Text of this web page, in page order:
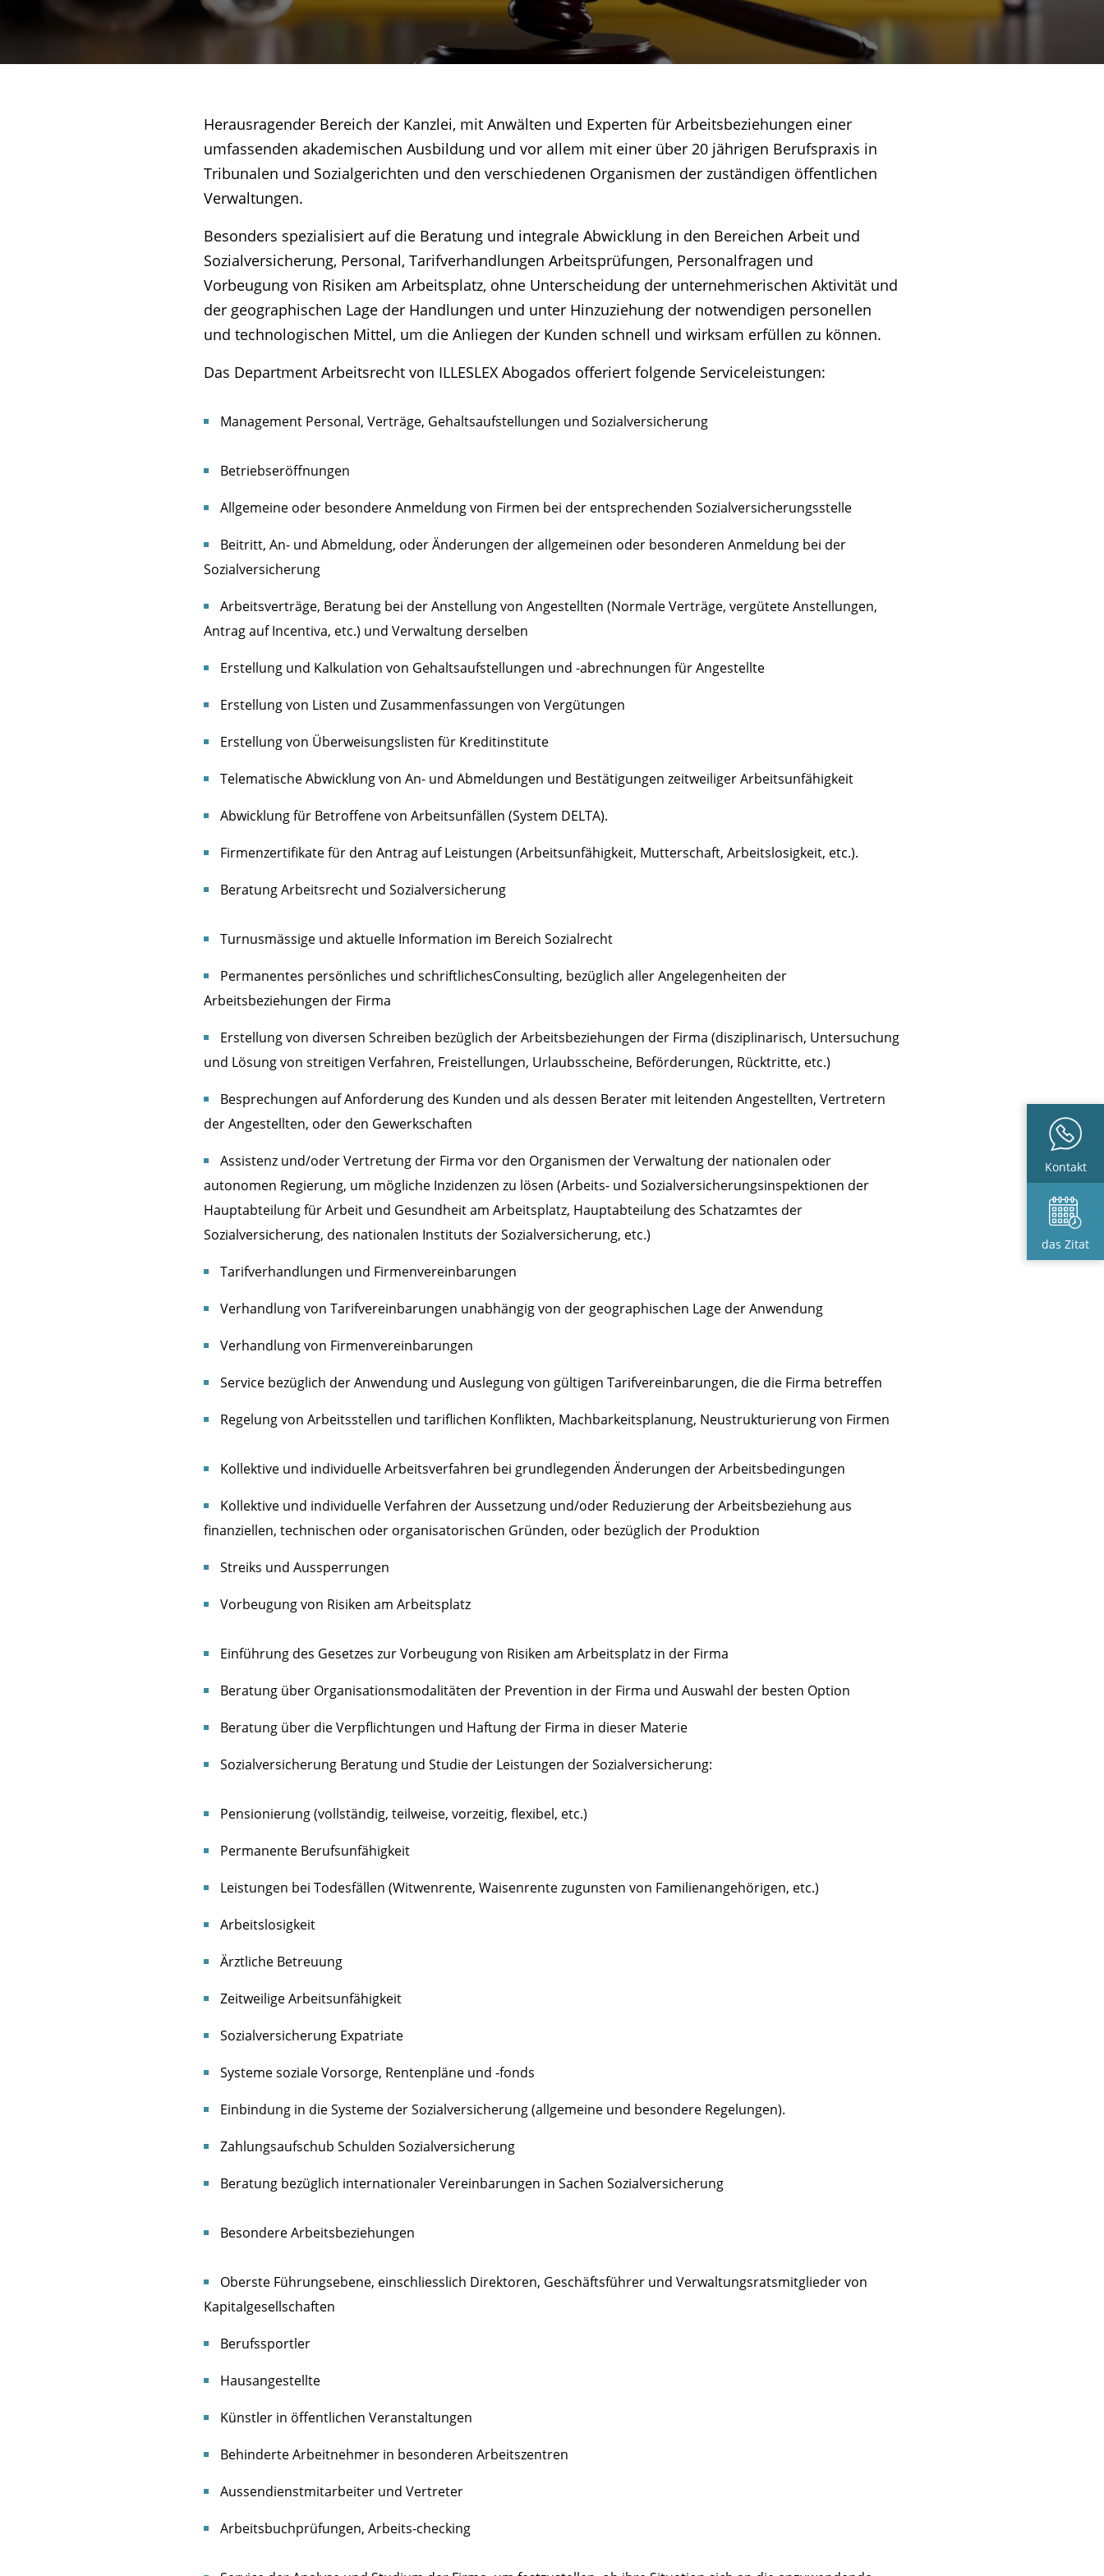
Kontakt
das Zitat
Herausragender Bereich der Kanzlei, mit Anwälten und Experten für Arbeitsbeziehungen einer
umfassenden akademischen Ausbildung und vor allem mit einer über 20 jährigen Berufspraxis in
Tribunalen und Sozialgerichten und den verschiedenen Organismen der zuständigen öffentlichen
Verwaltungen.
Besonders spezialisiert auf die Beratung und integrale Abwicklung in den Bereichen Arbeit und
Sozialversicherung, Personal, Tarifverhandlungen Arbeitsprüfungen, Personalfragen und
Vorbeugung von Risiken am Arbeitsplatz, ohne Unterscheidung der unternehmerischen Aktivität und
der geographischen Lage der Handlungen und unter Hinzuziehung der notwendigen personellen
und technologischen Mittel, um die Anliegen der Kunden schnell und wirksam erfüllen zu können.
Das Department Arbeitsrecht von ILLESLEX Abogados offeriert folgende Serviceleistungen:
Management Personal, Verträge, Gehaltsaufstellungen und Sozialversicherung
Betriebseröffnungen
Allgemeine oder besondere Anmeldung von Firmen bei der entsprechenden Sozialversicherungsstelle
Beitritt, An- und Abmeldung, oder Änderungen der allgemeinen oder besonderen Anmeldung bei der
Sozialversicherung
Arbeitsverträge, Beratung bei der Anstellung von Angestellten (Normale Verträge, vergütete Anstellungen,
Antrag auf Incentiva, etc.) und Verwaltung derselben
Erstellung und Kalkulation von Gehaltsaufstellungen und -abrechnungen für Angestellte
Erstellung von Listen und Zusammenfassungen von Vergütungen
Erstellung von Überweisungslisten für Kreditinstitute
Telematische Abwicklung von An- und Abmeldungen und Bestätigungen zeitweiliger Arbeitsunfähigkeit
Abwicklung für Betroffene von Arbeitsunfällen (System DELTA).
Firmenzertifikate für den Antrag auf Leistungen (Arbeitsunfähigkeit, Mutterschaft, Arbeitslosigkeit, etc.).
Beratung Arbeitsrecht und Sozialversicherung
Turnusmässige und aktuelle Information im Bereich Sozialrecht
Permanentes persönliches und schriftlichesConsulting, bezüglich aller Angelegenheiten der
Arbeitsbeziehungen der Firma
Erstellung von diversen Schreiben bezüglich der Arbeitsbeziehungen der Firma (disziplinarisch, Untersuchung
und Lösung von streitigen Verfahren, Freistellungen, Urlaubsscheine, Beförderungen, Rücktritte, etc.)
Besprechungen auf Anforderung des Kunden und als dessen Berater mit leitenden Angestellten, Vertretern
der Angestellten, oder den Gewerkschaften
Assistenz und/oder Vertretung der Firma vor den Organismen der Verwaltung der nationalen oder
autonomen Regierung, um mögliche Inzidenzen zu lösen (Arbeits- und Sozialversicherungsinspektionen der
Hauptabteilung für Arbeit und Gesundheit am Arbeitsplatz, Hauptabteilung des Schatzamtes der
Sozialversicherung, des nationalen Instituts der Sozialversicherung, etc.)
Tarifverhandlungen und Firmenvereinbarungen
Verhandlung von Tarifvereinbarungen unabhängig von der geographischen Lage der Anwendung
Verhandlung von Firmenvereinbarungen
Service bezüglich der Anwendung und Auslegung von gültigen Tarifvereinbarungen, die die Firma betreffen
Regelung von Arbeitsstellen und tariflichen Konflikten, Machbarkeitsplanung, Neustrukturierung von Firmen
Kollektive und individuelle Arbeitsverfahren bei grundlegenden Änderungen der Arbeitsbedingungen
Kollektive und individuelle Verfahren der Aussetzung und/oder Reduzierung der Arbeitsbeziehung aus
finanziellen, technischen oder organisatorischen Gründen, oder bezüglich der Produktion
Streiks und Aussperrungen
Vorbeugung von Risiken am Arbeitsplatz
Einführung des Gesetzes zur Vorbeugung von Risiken am Arbeitsplatz in der Firma
Beratung über Organisationsmodalitäten der Prevention in der Firma und Auswahl der besten Option
Beratung über die Verpflichtungen und Haftung der Firma in dieser Materie
Sozialversicherung Beratung und Studie der Leistungen der Sozialversicherung:
Pensionierung (vollständig, teilweise, vorzeitig, flexibel, etc.)
Permanente Berufsunfähigkeit
Leistungen bei Todesfällen (Witwenrente, Waisenrente zugunsten von Familienangehörigen, etc.)
Arbeitslosigkeit
Ärztliche Betreuung
Zeitweilige Arbeitsunfähigkeit
Sozialversicherung Expatriate
Systeme soziale Vorsorge, Rentenpläne und -fonds
Einbindung in die Systeme der Sozialversicherung (allgemeine und besondere Regelungen).
Zahlungsaufschub Schulden Sozialversicherung
Beratung bezüglich internationaler Vereinbarungen in Sachen Sozialversicherung
Besondere Arbeitsbeziehungen
Oberste Führungsebene, einschliesslich Direktoren, Geschäftsführer und Verwaltungsratsmitglieder von
Kapitalgesellschaften
Berufssportler
Hausangestellte
Künstler in öffentlichen Veranstaltungen
Behinderte Arbeitnehmer in besonderen Arbeitszentren
Aussendienstmitarbeiter und Vertreter
Arbeitsbuchprüfungen, Arbeits-checking